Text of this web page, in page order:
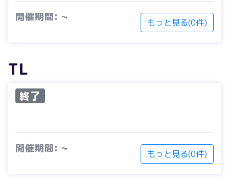
開催期間: ~ もっと見る(0件)
TL
終了
開催期間: ~ もっと見る(0件)